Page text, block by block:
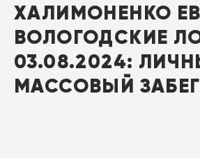
ХАЛИМОНЕНКО
ВОЛОГОДСКИЕ
03.08.2024:
МАССОВЫЙ ЗАБЕГ